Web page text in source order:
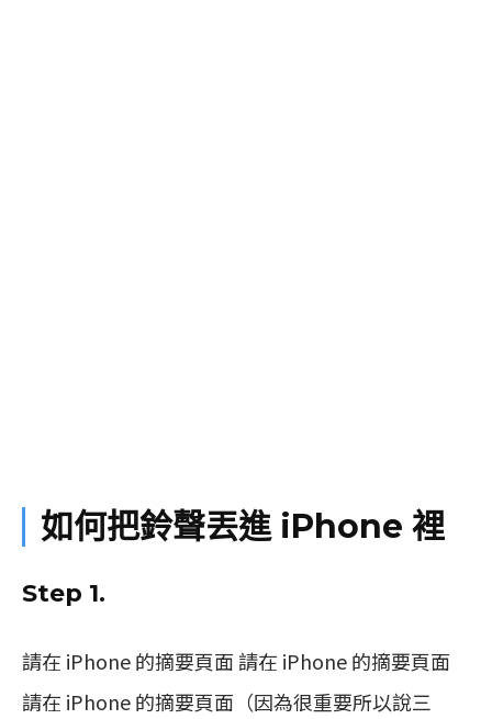
如何把鈴聲丟進 iPhone 裡
Step 1.
請在 iPhone 的摘要頁面 請在 iPhone 的摘要頁面
請在 iPhone 的摘要頁面（因為很重要所以說三